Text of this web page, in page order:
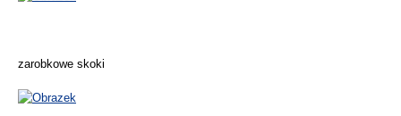
zarobkowe skoki